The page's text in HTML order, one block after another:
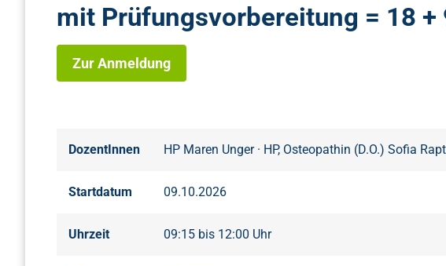
mit Prüfungsvorbereitung = 18 +
Zur Anmeldung
DozentInnen HP Maren Unger · HP, Osteopathin (D.O.) Sofia
Startdatum 09.10.2026
Uhrzeit 09:15 bis 12:00 Uhr